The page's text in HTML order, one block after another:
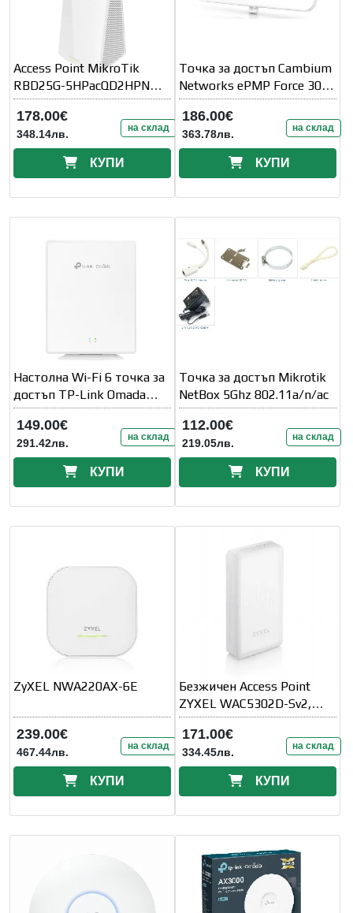
Access Point MikroTik
RBD25G-5HPacQD2HPND,
За закрито, 256MB RAM,
3xLAN
178.00€
348.14лв. на склад
КУПИ
Точка за достъп Cambium
Networks ePMP Force 300-
16 C050910C213A
186.00€
363.78лв. на склад
КУПИ
Настолна Wi-Fi 6 точка за
достъп TP-Link Omada
EAP610GP-Desktop GPON
AX1800
149.00€
291.42лв. на склад
КУПИ
Точка за достъп Mikrotik
NetBox 5Ghz 802.11a/n/ac
112.00€
219.05лв. на склад
КУПИ
ZyXEL NWA220AX-6E
239.00€
467.44лв. на склад
КУПИ
Безжичен Access Point
ZYXEL WAC5302D-Sv2,
AC1200, 3xGbE LAN/WAN
171.00€
334.45лв. на склад
КУПИ